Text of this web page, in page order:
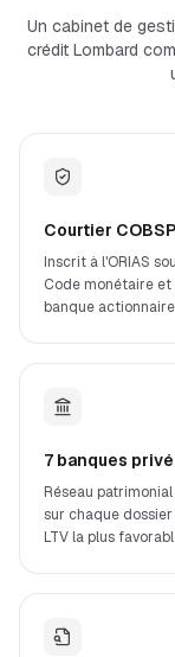
Un cabinet de
crédit Lombard
Courtier
Inscrit à l'ORIAS
Code monétaire et
banque
7 banques
Réseau
sur chaque
LTV la plus